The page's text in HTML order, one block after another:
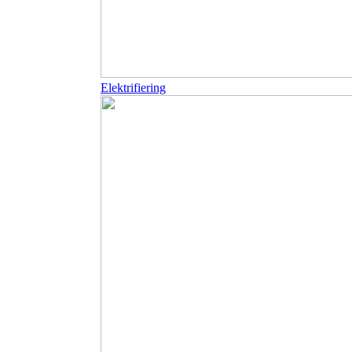
Elektrifiering